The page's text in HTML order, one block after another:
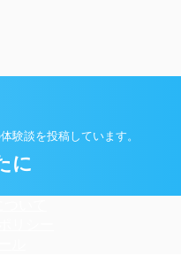
験談を投稿しています。
に